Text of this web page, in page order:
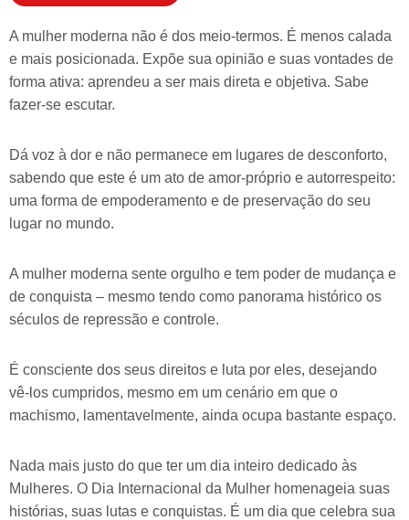
A mulher moderna não é dos meio-termos. É menos calada
e mais posicionada. Expõe sua opinião e suas vontades de
forma ativa: aprendeu a ser mais direta e objetiva. Sabe
fazer-se escutar.
Dá voz à dor e não permanece em lugares de desconforto,
sabendo que este é um ato de amor-próprio e autorrespeito:
uma forma de empoderamento e de preservação do seu
lugar no mundo.
A mulher moderna sente orgulho e tem poder de mudança e
de conquista – mesmo tendo como panorama histórico os
séculos de repressão e controle.
É consciente dos seus direitos e luta por eles, desejando
vê-los cumpridos, mesmo em um cenário em que o
machismo, lamentavelmente, ainda ocupa bastante espaço.
Nada mais justo do que ter um dia inteiro dedicado às
Mulheres. O Dia Internacional da Mulher homenageia suas
histórias, suas lutas e conquistas. É um dia que celebra sua